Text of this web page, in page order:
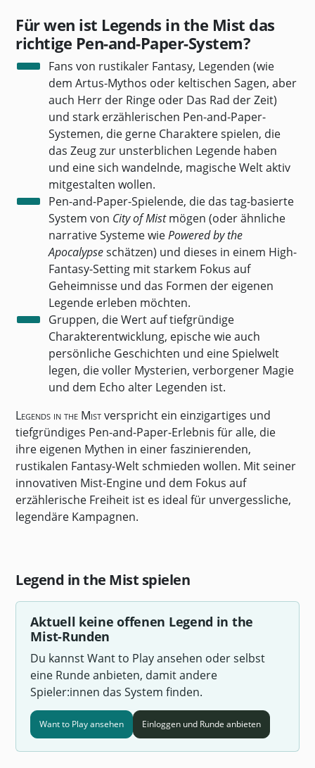
Für wen ist Legends in the Mist das
richtige Pen-and-Paper-System?
Fans von rustikaler Fantasy, Legenden (wie
dem Artus-Mythos oder keltischen Sagen, aber
auch Herr der Ringe oder Das Rad der Zeit)
und stark erzählerischen Pen-and-Paper-
Systemen, die gerne Charaktere spielen, die
das Zeug zur unsterblichen Legende haben
und eine sich wandelnde, magische Welt aktiv
mitgestalten wollen.
Pen-and-Paper-Spielende, die das tag-basierte
System von City of Mistmögen (oder ähnliche
narrative Systeme wiePowered by the
Apocalypseschätzen) und dieses in einem High-
Fantasy-Setting mit starkem Fokus auf
Geheimnisse und das Formen der eigenen
Legende erleben möchten.
Gruppen, die Wert auf tiefgründige
Charakterentwicklung, epische wie auch
persönliche Geschichten und eine Spielwelt
legen, die voller Mysterien, verborgener Magie
und dem Echo alter Legenden ist.
Legends in the Mistverspricht ein einzigartiges und
tiefgründiges Pen-and-Paper-Erlebnis für alle, die
ihre eigenen Mythen in einer faszinierenden,
rustikalen Fantasy-Welt schmieden wollen. Mit seiner
innovativen Mist-Engine und dem Fokus auf
erzählerische Freiheit ist es ideal für unvergessliche,
legendäre Kampagnen.
Legend in the Mist spielen
Aktuell keine offenen Legend in the
Mist-Runden
Du kannst Want to Play ansehen oder selbst
eine Runde anbieten, damit andere
Spieler:innen das System finden.
Want to Play ansehen Einloggen und Runde anbieten